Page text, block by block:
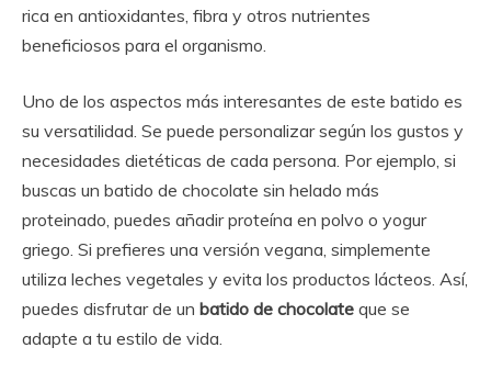
rica en antioxidantes, fibra y otros nutrientes
beneficiosos para el organismo.
Uno de los aspectos más interesantes de este batido es
su versatilidad. Se puede personalizar según los gustos y
necesidades dietéticas de cada persona. Por ejemplo, si
buscas un batido de chocolate sin helado más
proteinado, puedes añadir proteína en polvo o yogur
griego. Si prefieres una versión vegana, simplemente
utiliza leches vegetales y evita los productos lácteos. Así,
puedes disfrutar de un batido de chocolate que se
adapte a tu estilo de vida.